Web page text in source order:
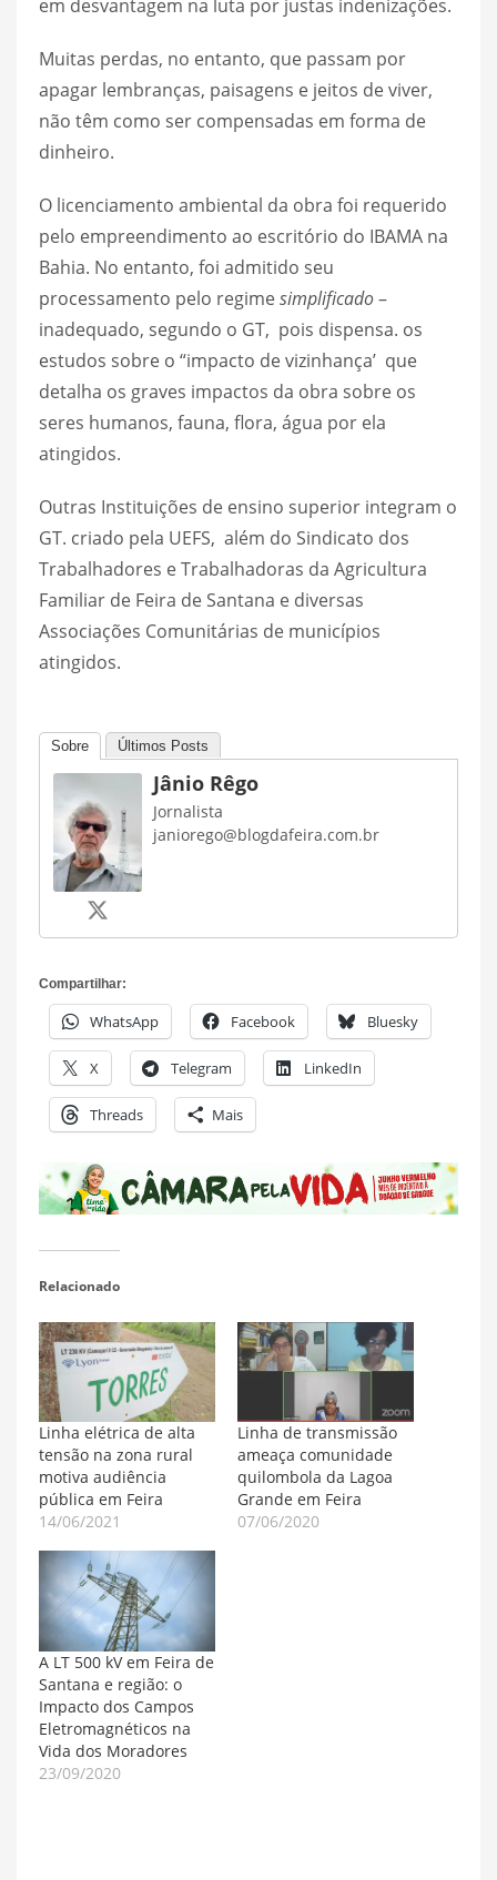
em desvantagem na luta por justas indenizações.
Muitas perdas, no entanto, que passam por
apagar lembranças, paisagens e jeitos de viver,
não têm como ser compensadas em forma de
dinheiro.
O licenciamento ambiental da obra foi requerido
pelo empreendimento ao escritório do IBAMA na
Bahia. No entanto, foi admitido seu
processamento pelo regimesimplificado–
inadequado, segundo o GT, pois dispensa. os
estudos sobre o “impacto de vizinhança’ que
detalha os graves impactos da obra sobre os
seres humanos, fauna, flora, água por ela
atingidos.
Outras Instituições de ensino superior integram o
GT. criado pela UEFS, além do Sindicato dos
Trabalhadores e Trabalhadoras da Agricultura
Familiar de Feira de Santana e diversas
Associações Comunitárias de municípios
atingidos.
Sobre Últimos Posts
Jânio Rêgo
Jornalista
janiorego@blogdafeira.com.br
Compartilhar:
WhatsApp Facebook Bluesky
X Telegram LinkedIn
Threads Mais
Relacionado
Linha elétrica de alta
tensão na zona rural
motiva audiência
pública em Feira
14/06/2021
Linha de transmissão
ameaça comunidade
quilombola da Lagoa
Grande em Feira
07/06/2020
A LT 500 kV em Feira de
Santana e região: o
Impacto dos Campos
Eletromagnéticos na
Vida dos Moradores
23/09/2020